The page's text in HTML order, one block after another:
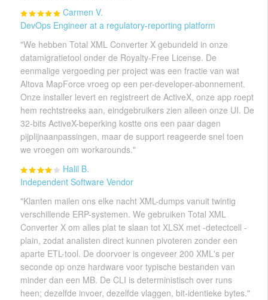
Carmen V.
DevOps Engineer at a regulatory-reporting platform
"We hebben Total XML Converter X gebundeld in onze
datamigratietool onder de Royalty-Free License. De
eenmalige vergoeding per project was een fractie van wat
Altova MapForce vroeg op een per-developer-abonnement.
Onze installer levert en registreert de ActiveX, onze app roept
hem rechtstreeks aan, eindgebruikers zien alleen onze UI. De
32-bits ActiveX-beperking kostte ons een paar dagen
pijplijnaanpassingen, maar de support reageerde snel toen
we vroegen om workarounds."
Halil B.
Independent Software Vendor
"Klanten mailen ons elke nacht XML-dumps vanuit twintig
verschillende ERP-systemen. We gebruiken Total XML
Converter X om alles plat te slaan tot XLSX met -detectcell -
plain, zodat analisten direct kunnen pivoteren zonder een
aparte ETL-tool. De doorvoer is ongeveer 200 XML's per
seconde op onze hardware voor typische bestanden van
minder dan een MB. De CLI is deterministisch over runs
heen; dezelfde invoer, dezelfde vlaggen, bit-identieke bytes."